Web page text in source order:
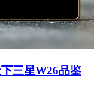
三星W26品鉴